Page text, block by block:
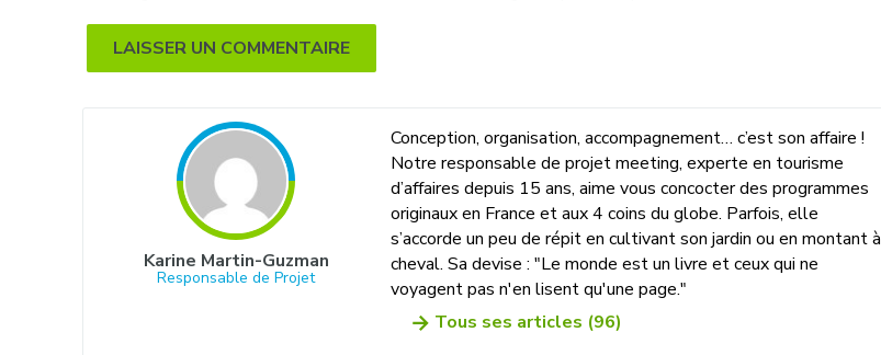
Alternative:
Karine Martin-Guzman
Responsable de Projet
Conception, organisation, accompagnement… c’est son affaire !
Notre responsable de projet meeting, experte en tourisme
d’affaires depuis 15 ans, aime vous concocter des programmes
originaux en France et aux 4 coins du globe. Parfois, elle
s’accorde un peu de répit en cultivant son jardin ou en montant à
cheval. Sa devise : "Le monde est un livre et ceux qui ne
voyagent pas n'en lisent qu'une page."
Tous ses articles (96)